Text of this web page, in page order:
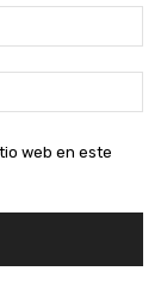
web en este